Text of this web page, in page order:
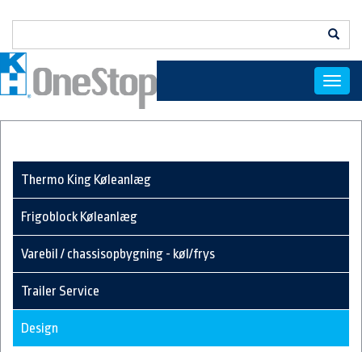
Menu
Thermo King Køleanlæg
Frigoblock Køleanlæg
Varebil / chassisopbygning - køl/frys
Trailer Service
Design